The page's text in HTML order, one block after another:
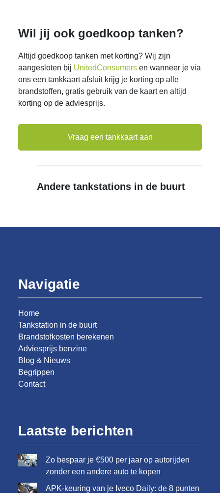
Wil jij ook goedkoop tanken?
Altijd goedkoop tanken met korting? Wij zijn
aangesloten bij UnitedConsumers en wanneer je via
ons een tankkaart afsluit krijg je korting op alle
brandstoffen, gratis gebruik van de kaart en altijd
korting op de adviesprijs.
Vraag een tankkaart aan
Andere tankstations in de buurt
Navigatie
Home
Tankstation in de buurt
Brandstofkosten berekenen
Adviesprijs benzine
Blog & Nieuws
Begrippen
Contact
Laatste berichten
Zo bespaar je €500 per jaar op autorijden
zonder een andere auto te kopen
APK-keuring van je Iveco Daily: de 8 punten